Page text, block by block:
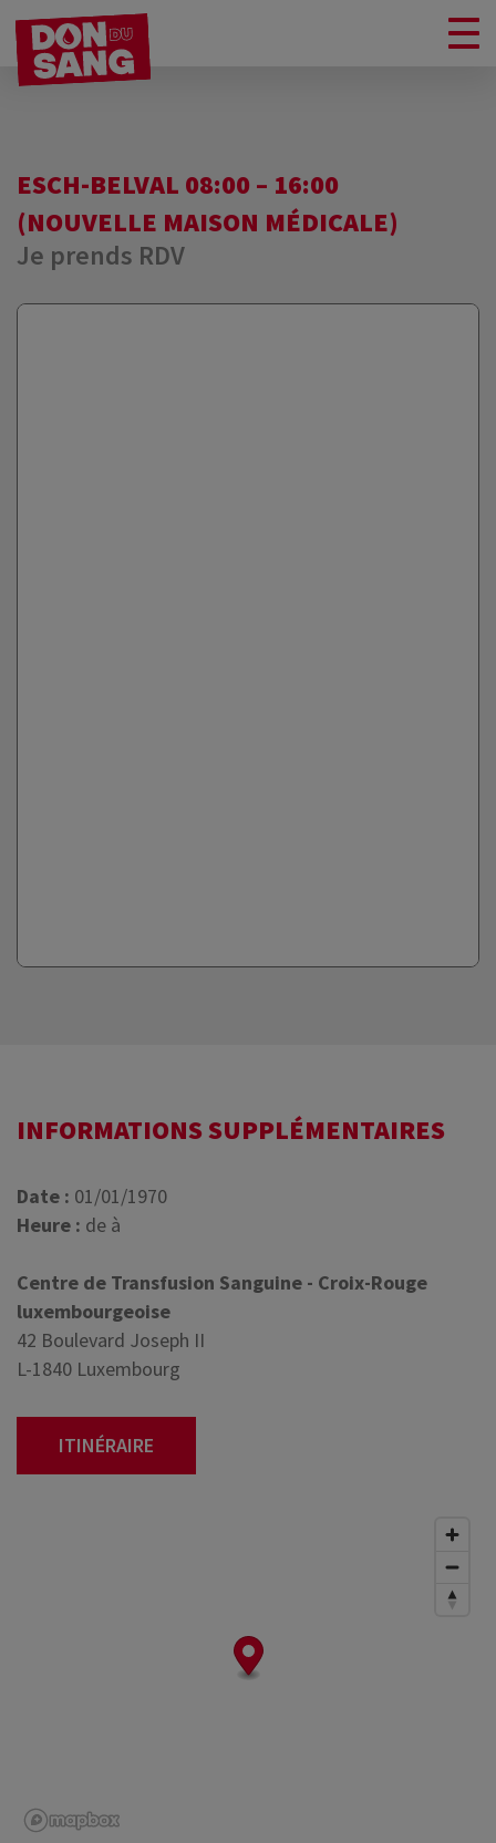
ESCH-BELVAL 08:00 – 16:00
(NOUVELLE MAISON MÉDICALE)
Je prends RDV
INFORMATIONS SUPPLÉMENTAIRES
Date : 01/01/1970
Heure : de à
Centre de Transfusion Sanguine - Croix-Rouge
luxembourgeoise
42 Boulevard Joseph II
L-1840 Luxembourg
ITINÉRAIRE